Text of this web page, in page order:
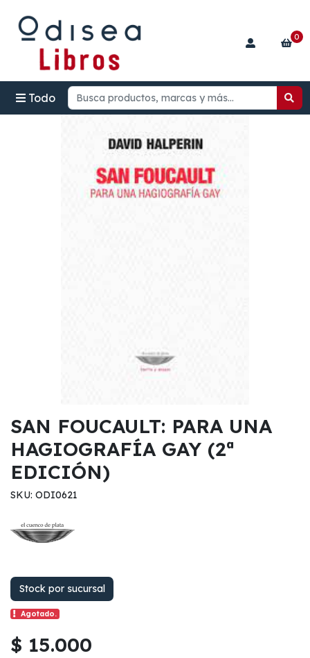
Todo
0
SAN FOUCAULT: PARA UNA
HAGIOGRAFÍA GAY (2ª
EDICIÓN)
SKU: ODI0621
Stock por sucursal
Agotado.
$ 15.000